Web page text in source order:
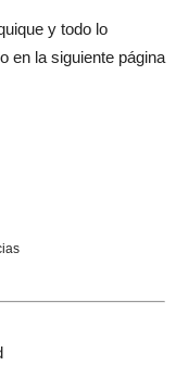
y todo lo
en la siguiente página